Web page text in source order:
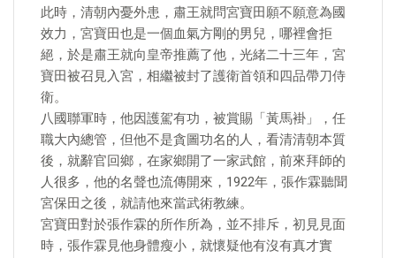
此時，清朝內憂外患，肅王就問宮寶田願不願意為國
效力，宮寶田也是一個血氣方剛的男兒，哪裡會拒
絕，於是肅王就向皇帝推薦了他，光緒二十三年，宮
寶田被召見入宮，相繼被封了護衛首領和四品帶刀侍
衛。
八國聯軍時，他因護駕有功，被賞賜「黃馬褂」，任
職大內總管，但他不是貪圖功名的人，看清清朝本質
後，就辭官回鄉，在家鄉開了一家武館，前來拜師的
人很多，他的名聲也流傳開來，1922年，張作霖聽聞
宮保田之後，就請他來當武術教練。
宮寶田對於張作霖的所作所為，並不排斥，初見見面
時，張作霖見他身體瘦小，就懷疑他有沒有真才實